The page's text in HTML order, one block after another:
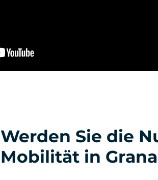
Werden Sie die
Mobilität in